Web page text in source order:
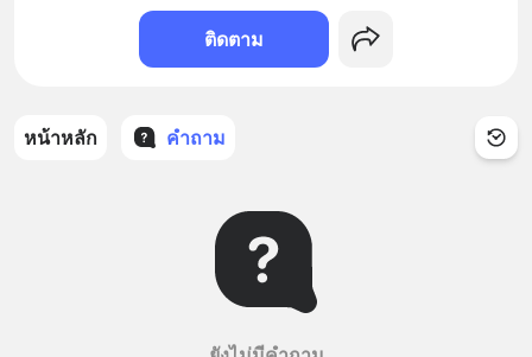
ติดตาม
หน้าหลัก คำถาม